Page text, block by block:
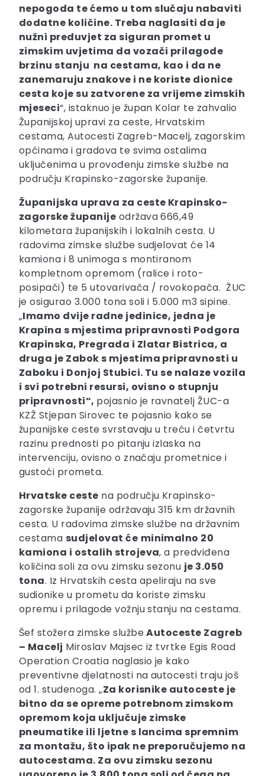
nepogoda te ćemo u tom slučaju nabaviti
dodatne količine. Treba naglasiti da je
nužni preduvjet za siguran promet u
zimskim uvjetima da vozači prilagode
brzinu stanju na cestama, kao i da ne
zanemaruju znakove i ne koriste dionice
cesta koje su zatvorene za vrijeme zimskih
mjeseci“, istaknuo je župan Kolar te zahvalio
Županijskoj upravi za ceste, Hrvatskim
cestama, Autocesti Zagreb-Macelj, zagorskim
općinama i gradova te svima ostalima
uključenima u provođenju zimske službe na
području Krapinsko-zagorske županije.
Županijska uprava za ceste Krapinsko-
zagorske županije održava 666,49
kilometara županijskih i lokalnih cesta. U
radovima zimske službe sudjelovat će 14
kamiona i 8 unimoga s montiranom
kompletnom opremom (ralice i roto-
posipači) te 5 utovarivača / rovokopača. ŽUC
je osigurao 3.000 tona soli i 5.000 m3 sipine.
„Imamo dvije radne jedinice, jedna je
Krapina s mjestima pripravnosti Podgora
Krapinska, Pregrada i Zlatar Bistrica, a
druga je Zabok s mjestima pripravnosti u
Zaboku i Donjoj Stubici. Tu se nalaze vozila
i svi potrebni resursi, ovisno o stupnju
pripravnosti“, pojasnio je ravnatelj ŽUC-a
KZŽ Stjepan Sirovec te pojasnio kako se
županijske ceste svrstavaju u treću i četvrtu
razinu prednosti po pitanju izlaska na
intervenciju, ovisno o značaju prometnice i
gustoći prometa.
Hrvatske ceste na području Krapinsko-
zagorske županije održavaju 315 km državnih
cesta. U radovima zimske službe na državnim
cestama sudjelovat će minimalno 20
kamiona i ostalih strojeva, a predviđena
količina soli za ovu zimsku sezonu je 3.050
tona. Iz Hrvatskih cesta apeliraju na sve
sudionike u prometu da koriste zimsku
opremu i prilagode vožnju stanju na cestama.
Šef stožera zimske službeAutoceste Zagreb
– Macelj Miroslav Majsec iz tvrtke Egis Road
Operation Croatia naglasio je kako
preventivne djelatnosti na autocesti traju još
od 1. studenoga. „Za korisnike autoceste je
bitno da se opreme potrebnom zimskom
opremom koja uključuje zimske
pneumatike ili ljetne s lancima spremnim
za montažu, što ipak ne preporučujemo na
autocestama. Za ovu zimsku sezonu